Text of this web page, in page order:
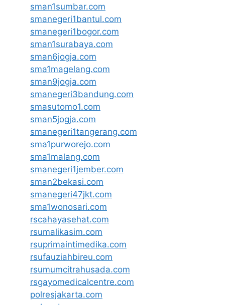
sman1sumbar.com
smanegeri1bantul.com
smanegeri1bogor.com
sman1surabaya.com
sman6jogja.com
sma1magelang.com
sman9jogja.com
smanegeri3bandung.com
smasutomo1.com
sman5jogja.com
smanegeri1tangerang.com
sma1purworejo.com
sma1malang.com
smanegeri1jember.com
sman2bekasi.com
smanegeri47jkt.com
sma1wonosari.com
rscahayasehat.com
rsumalikasim.com
rsuprimaintimedika.com
rsufauziahbireu.com
rsumumcitrahusada.com
rsgayomedicalcentre.com
polresjakarta.com